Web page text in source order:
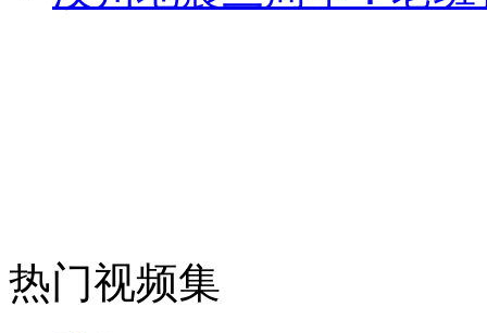
安徽一实载49人客车翻车
热门视频集